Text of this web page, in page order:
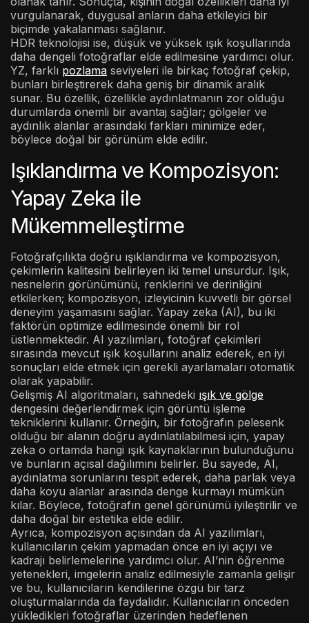
vurgulanarak, duygusal anların daha etkileyici bir
biçimde yakalanması sağlanır.
HDR teknolojisi ise, düşük ve yüksek ışık koşullarında
daha dengeli fotoğraflar elde edilmesine yardımcı olur.
YZ, farklı pozlama seviyeleri ile birkaç fotoğraf çekip,
bunları birleştirerek daha geniş bir dinamik aralık
sunar. Bu özellik, özellikle aydınlatmanın zor olduğu
durumlarda önemli bir avantaj sağlar; gölgeler ve
aydınlık alanlar arasındaki farkları minimize eder,
böylece doğal bir görünüm elde edilir.
Işıklandırma ve Kompozisyon:
Yapay Zeka ile
Mükemmelleştirme
Fotoğrafçılıkta doğru ışıklandırma ve kompozisyon,
çekimlerin kalitesini belirleyen iki temel unsurdur. Işık,
nesnelerin görünümünü, renklerini ve derinliğini
etkilerken; kompozisyon, izleyicinin kuvvetli bir görsel
deneyim yaşamasını sağlar. Yapay zeka (AI), bu iki
faktörün optimize edilmesinde önemli bir rol
üstlenmektedir. AI yazılımları, fotoğraf çekimleri
sırasında mevcut ışık koşullarını analiz ederek, en iyi
sonuçları elde etmek için gerekli ayarlamaları otomatik
olarak yapabilir.
Gelişmiş AI algoritmaları, sahnedeki ışık ve gölge
dengesini değerlendirmek için görüntü işleme
tekniklerini kullanır. Örneğin, bir fotoğrafın pelesenk
olduğu bir alanın doğru aydınlatılabilmesi için, yapay
zeka o ortamda hangi ışık kaynaklarının bulunduğunu
ve bunların açısal dağılımını belirler. Bu sayede, AI,
aydınlatma sorunlarını tespit ederek, daha parlak veya
daha koyu alanlar arasında denge kurmayı mümkün
kılar. Böylece, fotoğrafın genel görünümü iyileştirilir ve
daha doğal bir estetika elde edilir.
Ayrıca, kompozisyon açısından da AI yazılımları,
kullanıcıların çekim yapmadan önce en iyi açıyı ve
kadrajı belirlemelerine yardımcı olur. AI’nin öğrenme
yetenekleri, imgelerin analiz edilmesiyle zamanla gelişir
ve bu, kullanıcıların kendilerine özgü bir tarz
oluşturmalarında da faydalıdır. Kullanıcıların önceden
yükledikleri fotoğraflar üzerinden hedeflenen